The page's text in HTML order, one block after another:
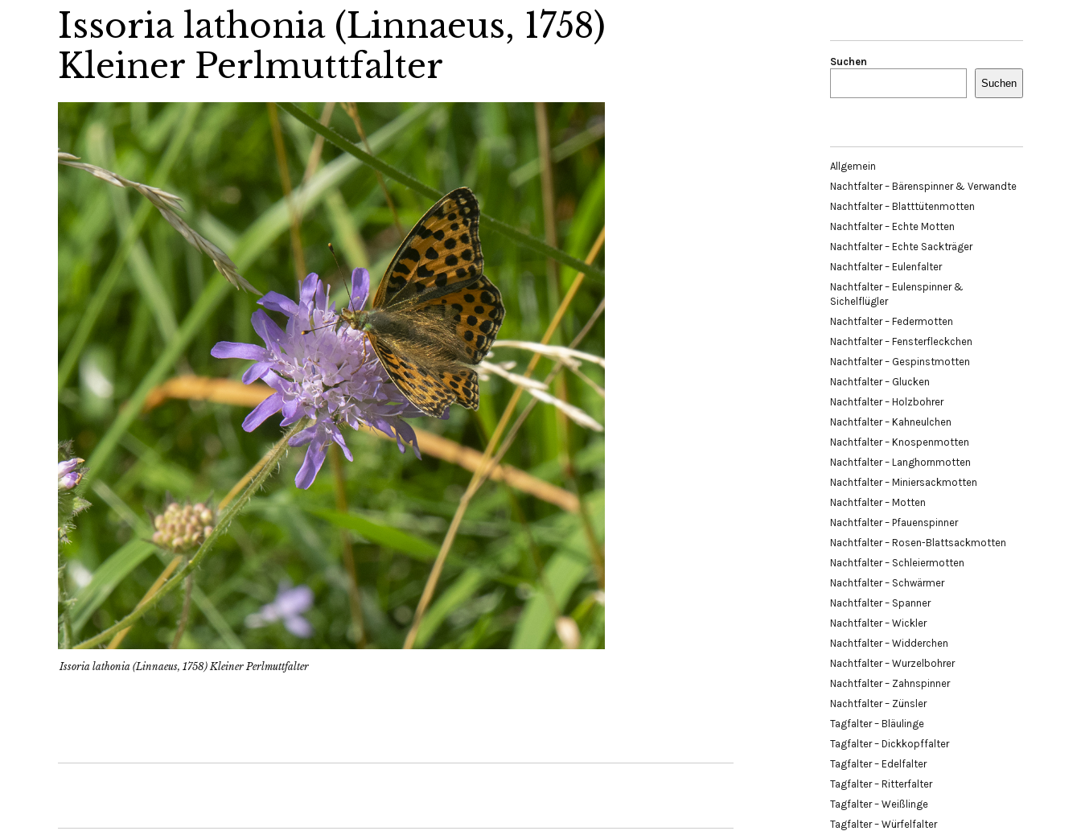
Issoria lathonia (Linnaeus, 1758)
Kleiner Perlmuttfalter
Issoria lathonia (Linnaeus, 1758) Kleiner Perlmuttfalter
Suchen
Suchen
Allgemein
Nachtfalter – Bärenspinner & Verwandte
Nachtfalter – Blatttütenmotten
Nachtfalter – Echte Motten
Nachtfalter – Echte Sackträger
Nachtfalter – Eulenfalter
Nachtfalter – Eulenspinner &
Sichelflügler
Nachtfalter – Federmotten
Nachtfalter – Fensterfleckchen
Nachtfalter – Gespinstmotten
Nachtfalter – Glucken
Nachtfalter – Holzbohrer
Nachtfalter – Kahneulchen
Nachtfalter – Knospenmotten
Nachtfalter – Langhornmotten
Nachtfalter – Miniersackmotten
Nachtfalter – Motten
Nachtfalter – Pfauenspinner
Nachtfalter – Rosen-Blattsackmotten
Nachtfalter – Schleiermotten
Nachtfalter – Schwärmer
Nachtfalter – Spanner
Nachtfalter – Wickler
Nachtfalter – Widderchen
Nachtfalter – Wurzelbohrer
Nachtfalter – Zahnspinner
Nachtfalter – Zünsler
Tagfalter – Bläulinge
Tagfalter – Dickkopffalter
Tagfalter – Edelfalter
Tagfalter – Ritterfalter
Tagfalter – Weißlinge
Tagfalter – Würfelfalter